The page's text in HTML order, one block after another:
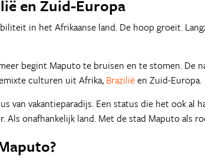
en Zuid-Europa
in het Afrikaanse land. De hoop groeit.
begint Maputo te bruisen en te stomen. De
culturen uit Afrika, Braziliëen Zuid-Europa.
van vakantieparadijs. Een status die het ook al
Als onafhankelijk land. Met de stad Maputo als